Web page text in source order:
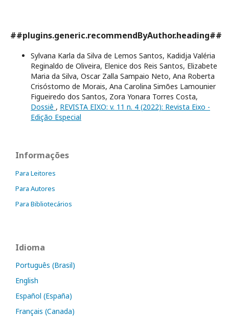
##plugins.generic.recommendByAuthor.heading##
Sylvana Karla da Silva de Lemos Santos, Kadidja Valéria
Reginaldo de Oliveira, Elenice dos Reis Santos, Elizabete
Maria da Silva, Oscar Zalla Sampaio Neto, Ana Roberta
Crisóstomo de Morais, Ana Carolina Simões Lamounier
Figueiredo dos Santos, Zora Yonara Torres Costa,
Dossiê , REVISTA EIXO: v. 11 n. 4 (2022): Revista Eixo -
Edição Especial
Informações
Para Leitores
Para Autores
Para Bibliotecários
Idioma
Português (Brasil)
English
Español (España)
Français (Canada)